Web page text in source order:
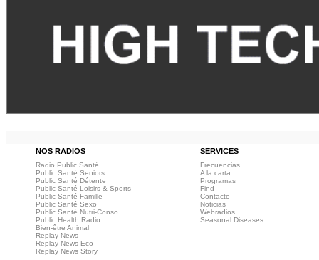
NOS RADIOS SERVICES
Radio Public Santé
Public Santé Seniors
Public Santé Détente
Public Santé Loisirs & Sports
Public Santé Famille
Public Santé Sexo
Public Santé Nutri-Conso
Public Health Radio
Bien-être Animal
Replay News
Replay News Eco
Replay News Story
Frecuencias
A la carta
Programas
Find
Contacto
Noticias
Webradios
Seasonal Diseases